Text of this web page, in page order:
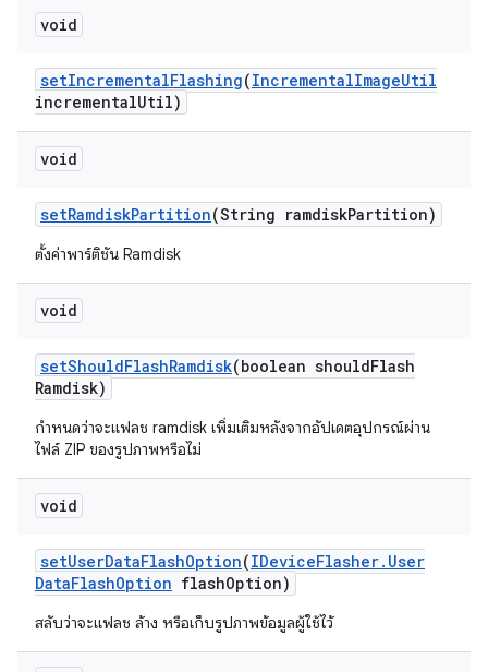
void
setIncrementalFlashing(IncrementalImageUtil
incrementalUtil)
void
setRamdiskPartition(String ramdiskPartition)
ตั้งค่าพาร์ติชัน Ramdisk
void
setShouldFlashRamdisk(boolean shouldFlash
Ramdisk)
กำหนดว่าจะแฟลช ramdisk เพิ่มเติมหลังจากอัปเดตอุปกรณ์ผ่าน
ไฟล์ ZIP ของรูปภาพหรือไม่
void
setUserDataFlashOption(IDeviceFlasher. User
DataFlashOption flashOption)
สลับว่าจะแฟลช ล้าง หรือเก็บรูปภาพข้อมูลผู้ใช้ไว้